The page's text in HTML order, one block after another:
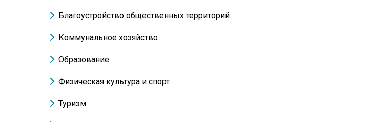
Благоустройство общественных территорий
Коммунальное хозяйство
Образование
Физическая культура и спорт
Туризм